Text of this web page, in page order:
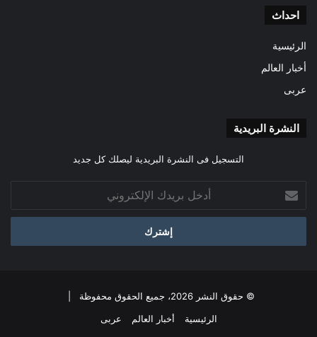
احداث
الرئيسية
أخبار العالم
عربى
النشرة البريدية
التسجيل فى النشرة البريدية ليصلك كل جديد
بريدك
الإلكتروني
© حقوق النشر 2026، جميع الحقوق محفوظة |
الرئيسية
أخبار العالم عربى